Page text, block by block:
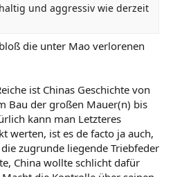
und aggressiv wie derzeit
die unter Mao verlorenen
ist Chinas Geschichte von
Bau der großen Mauer(n) bis
kann man Letzteres
werten, ist es de facto ja auch,
zugrunde liegende Triebfeder
China wollte schlicht dafür